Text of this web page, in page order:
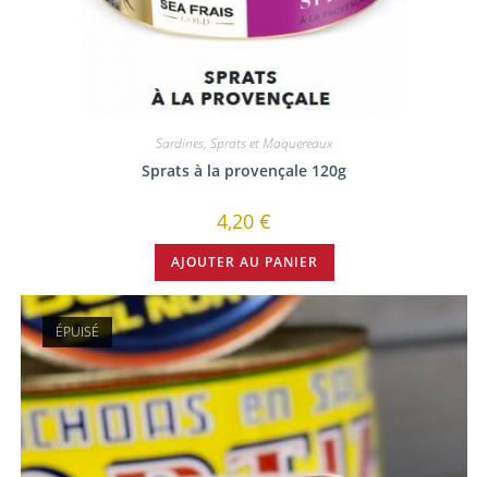
Sardines, Sprats et Maquereaux
Sprats à la provençale 120g
4,20 €
AJOUTER AU PANIER
ÉPUISÉ